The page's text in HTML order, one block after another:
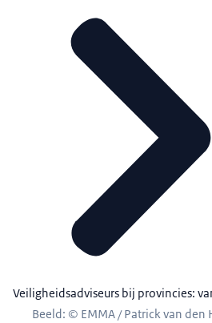
Veiligheidsadviseurs bij provincies:
Beeld: © EMMA / Patrick van den